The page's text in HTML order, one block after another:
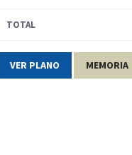
TOTAL
VER PLANO MEMORIA